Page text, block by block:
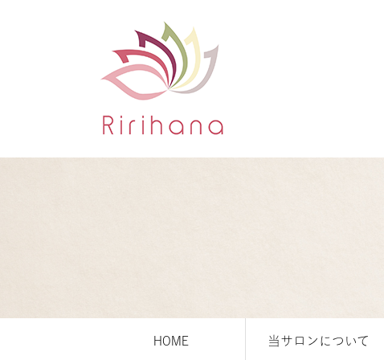
HOME 当サロンについて